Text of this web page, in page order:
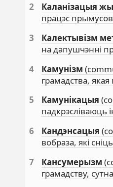
2
Каланізацыя
працэс
3
Калектывізм
на дапушчэнні
4
Камунізм
грамадства,
5
Камунікацыя
6
Кандэнсацыя
вобраза, які
7
Кансумерызм
грамадству,